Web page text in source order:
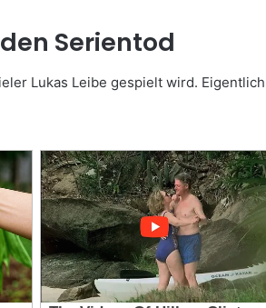
Serientod
Lukas Leibe gespielt wird. Eigentlich